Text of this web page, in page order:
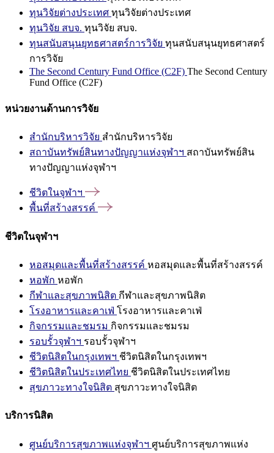
ทุนวิจัยต่างประเทศ ทุนวิจัยต่างประเทศ
ทุนวิจัย สบจ. ทุนวิจัย สบจ.
ทุนสนับสนุนยุทธศาสตร์การวิจัย ทุนสนับสนุนยุทธศาสตร์
การวิจัย
The Second Century Fund Office (C2F) The Second Century
Fund Office (C2F)
หน่วยงานด้านการวิจัย
สำนักบริหารวิจัย สำนักบริหารวิจัย
สถาบันทรัพย์สินทางปัญญาแห่งจุฬาฯ สถาบันทรัพย์สิน
ทางปัญญาแห่งจุฬาฯ
ชีวิตในจุฬาฯ
พื้นที่สร้างสรรค์
ชีวิตในจุฬาฯ
หอสมุดและพื้นที่สร้างสรรค์ หอสมุดและพื้นที่สร้างสรรค์
หอพัก หอพัก
กีฬาและสุขภาพนิสิต กีฬาและสุขภาพนิสิต
โรงอาหารและคาเฟ่ โรงอาหารและคาเฟ่
กิจกรรมและชมรม กิจกรรมและชมรม
รอบรั้วจุฬาฯ รอบรั้วจุฬาฯ
ชีวิตนิสิตในกรุงเทพฯ ชีวิตนิสิตในกรุงเทพฯ
ชีวิตนิสิตในประเทศไทย ชีวิตนิสิตในประเทศไทย
สุขภาวะทางใจนิสิต สุขภาวะทางใจนิสิต
บริการนิสิต
ศูนย์บริการสุขภาพแห่งจุฬาฯ ศูนย์บริการสุขภาพแห่ง